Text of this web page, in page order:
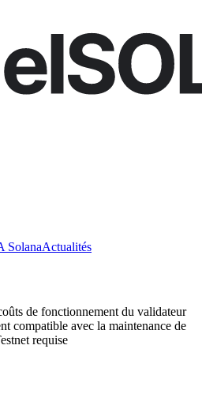
SolanaActualités
de fonctionnement du validateur
compatible avec la maintenance de
requise